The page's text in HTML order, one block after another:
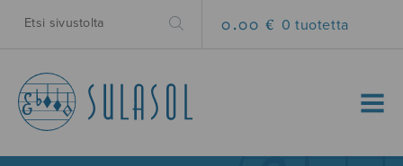
0.00 € 0 tuotetta
MENU